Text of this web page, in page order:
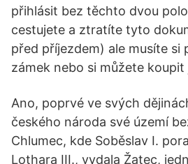
přihlásit bez těchto dvou
cestujete a ztratíte tyto
před příjezdem) ale musíte si
zámek nebo si můžete
Ano, poprvé ve svých
českého národa své území
Chlumec, kde Soběslav I.
Lothara III., vydala Žatec,